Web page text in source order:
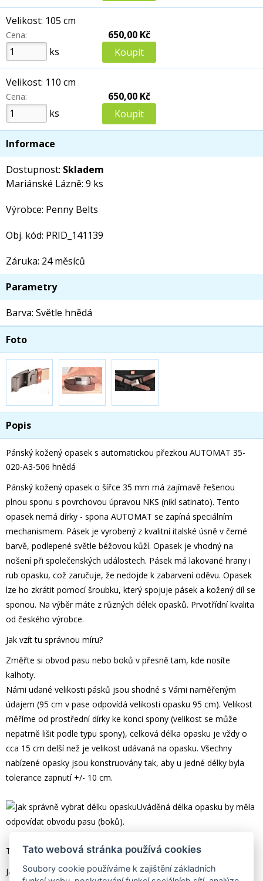
Velikost: 105 cm
Cena:
ks
650,00 Kč
Velikost: 110 cm
Cena:
ks
650,00 Kč
Informace
Dostupnost: Skladem
Mariánské Lázně: 9 ks
Výrobce: Penny Belts
Obj. kód: PRID_141139
Záruka: 24 měsíců
Parametry
Barva: Světle hnědá
Foto
Popis
Pánský kožený opasek s automatickou přezkou AUTOMAT 35-
020-A3-506 hnědá
Pánský kožený opasek o šířce 35 mm má zajímavě řešenou
plnou sponu s povrchovou úpravou NKS (nikl satinato). Tento
opasek nemá dírky - spona AUTOMAT se zapíná speciálním
mechanismem. Pásek je vyrobený z kvalitní italské úsně v černé
barvě, podlepené světle béžovou kůží. Opasek je vhodný na
nošení při společenských událostech. Pásek má lakované hrany i
rub opasku, což zaručuje, že nedojde k zabarvení oděvu. Opasek
lze ho zkrátit pomocí šroubku, který spojuje pásek a kožený díl se
sponou. Na výběr máte z různých délek opasků. Prvotřídní kvalita
od českého výrobce.
Jak vzít tu správnou míru?
Změřte si obvod pasu nebo boků v přesně tam, kde nosíte
kalhoty.
Námi udané velikosti pásků jsou shodné s Vámi naměřeným
údajem (95 cm v pase odpovídá velikosti opasku 95 cm). Velikost
měříme od prostřední dírky ke konci spony (velikost se může
nepatrně lišit podle typu spony), celková délka opasku je vždy o
cca 15 cm delší než je velikost udávaná na opasku. Všechny
nabízené opasky jsou konstruovány tak, aby u jedné délky byla
tolerance zapnutí +/- 10 cm.
Uváděná délka opasku by měla
odpovídat obvodu pasu (boků).
Tato délka sahá ke třetí dírce opasku.
Jak zkrátit opasek?
Tato webová stránka používá cookies
Soubory cookie používáme k zajištění základních